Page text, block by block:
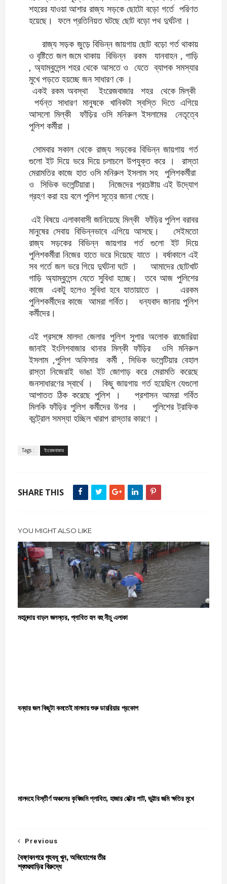
শহরের যাওয়া আশার রাজ্য সড়কে ছোটো বড়ো গর্তে পরিণত
হয়েছে। ফলে প্রতিনিয়ত ঘটছে ছোট বড়ো পথ দুর্ঘটনা ।
রাজ্য সড়ক জুড়ে বিভিন্ন জায়গায় ছোট বড়ো গর্ত থাকায়
ও বৃষ্টিতে জল জমে থাকায় বিভিন্ন রকম যানবাহন , গাড়ি
, অ্যাম্বুলেন্স শহর থেকে আসতে ও যেতে ব্যাপক সমস্যার
মুখে পড়তে হয়চ্ছে জন সাধারণ কে ।
একই রকম অবস্থা ইংরেজবাজার শহর থেকে মিল্কী
পর্যন্ত সাধারণ মানুষকে খানিকটা স্বস্তি দিতে এগিয়ে
আসলো মিল্কী ফাঁড়ির ওসি মনিরুল ইসলামের নেতৃত্বে
পুলিশ কর্মীরা ।
সোমবার সকাল থেকে রাজ্য সড়কের বিভিন্ন জায়গায় গর্ত
গুলো ইট দিয়ে ভরে দিয়ে চলাচলে উপযুক্ত করে । রাস্তা
মেরামতির কাজে হাত ওসি মনিরুল ইসলাম সহ পুলিশকর্মীরা
ও সিভিক ভলেন্টিয়ারা। নিজেদের প্রচেষ্টায় এই উদ্যোগ
গ্রহণ করা হয় বলে পুলিশ সূত্রে জানা গেছে।
এই বিষয়ে এলাকাবাসী জানিয়েছে মিল্কী ফাঁড়ির পুলিশ বরাবর
মানুষের সেবায় বিভিন্নভাবে এগিয়ে আসছে। সেইমতো
রাজ্য সড়কের বিভিন্ন জায়গার গর্ত গুলো ইট দিয়ে
পুলিশকর্মীরা নিজের হাতে ভরে দিয়েছে যাতে । বর্ষাকালে এই
সব গর্তে জল ভরে গিয়ে দুর্ঘটনা ঘটে । আমাদের ছোটখাট
গাড়ি অ্যাম্বুলেন্স যেতে সুবিধা হচ্ছে। তবে আজ পুলিশের
কাজে একটু হলেও সুবিধা হবে যাতায়াতে । এরকম
পুলিশকর্মীদের কাজে আমরা গর্বিত। ধন্যবাদ জানায় পুলিশ
কর্মীদের।
এই প্রসঙ্গে মালদা জেলার পুলিশ সুপার অলোক রাজোরিয়া
জানাই ইংলিশবাজার থানার মিল্কী ফাঁড়ির ওসি মনিরুল
ইসলাম ,পুলিশ অফিসার কর্মী , সিভিক ভলেন্টিয়ার বেহাল
রাস্তা নিজেরাই ভাঙা ইট জোগাড় করে মেরামতি করেছে
জনসাধারণের স্বার্থে । কিছু জায়গায় গর্ত হয়েছিল যেগুলো
আপাতত ঠিক করেছে পুলিশ । প্রশাসন আমরা গর্বিত
মিলকি ফাঁড়ির পুলিশ কর্মীদের উপর । পুলিশের ট্রাফিক
কন্ট্রোল সমস্যা হচ্ছিল খারাপ রাস্তার কারণে ।
Tags : ইংরেজবাজার
SHARE THIS
YOU MIGHT ALSO LIKE
মহানন্দায় বাড়ল জলস্তর, প্লাবিত হল বহু নীচু এলাকা
বন্যার জল কিছুটা কমতেই মালদায় শুরু ডায়রিয়ার প্রকোপ
মালদহে বিস্তীর্ণ অঞ্চলের কৃষিজমি প্লাবিত, হাজার হেক্টর পাট, ভুট্টার জমি ক্ষতির মুখে
Previous
বৈষ্ণবনগরে গৃহবধূ খুন, অভিযোগের তীর
শ্বশুরবাড়ির বিরুদ্ধে